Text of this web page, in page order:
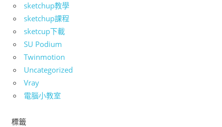
sketchup教學
sketchup課程
sketcup下載
SU Podium
Twinmotion
Uncategorized
Vray
電腦小教室
標籤